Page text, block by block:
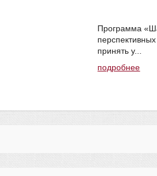
Программа
принять у...
подробнее